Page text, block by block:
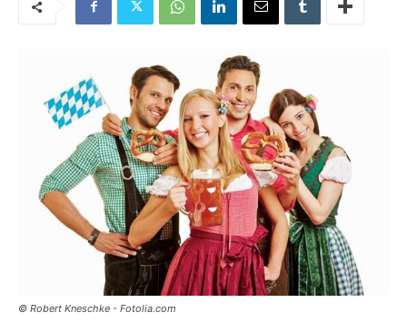
© Robert Kneschke - Fotolia.com